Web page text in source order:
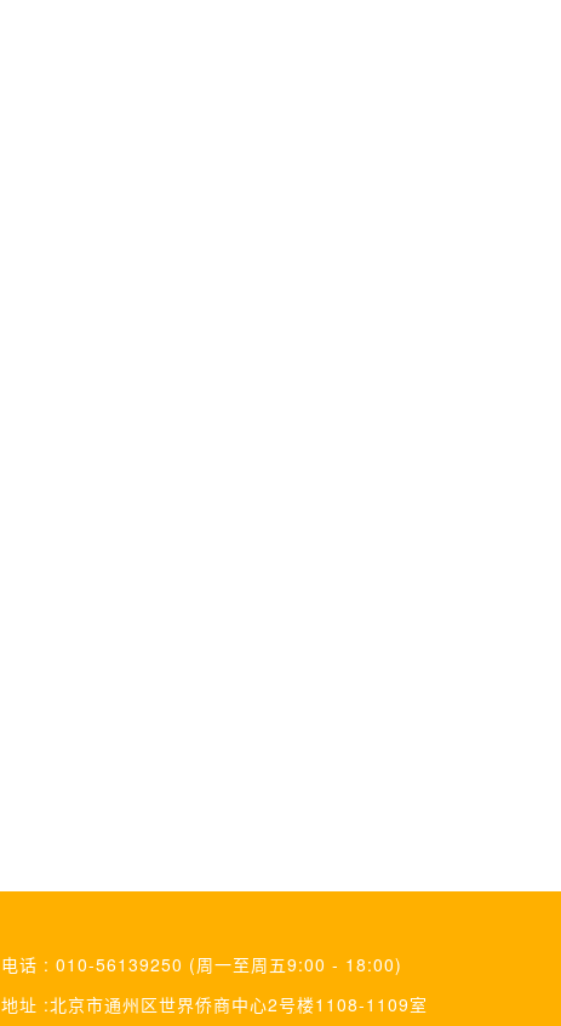
电话 : 010-56139250 (周一至周五9:00 - 18:00)
地址 :北京市通州区世界侨商中心2号楼1108-1109室